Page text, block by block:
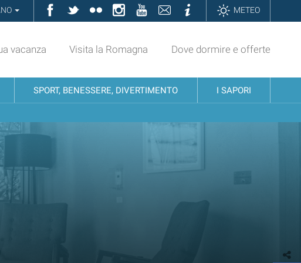
Facebook
TwitterFlickrInstagramYouTubeContattiInformazioniMETEO
vacanza Visita la Romagna Dove dormire e offerte
SPORT, BENESSERE, DIVERTIMENTO I SAPORI